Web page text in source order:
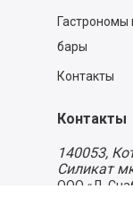
Гастрономы
бары
Контакты
Контакты
140053,
Силикат
ООО «Д-